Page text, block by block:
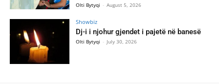
Olti Bytyqi - August 5, 2026
Showbiz
Dj-i i njohur gjendet i pajetë në banesë
Olti Bytyqi - July 30, 2026